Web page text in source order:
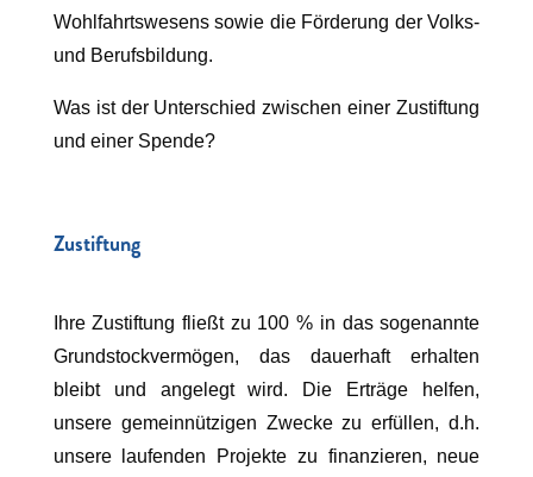
Wohlfahrtswesens sowie die Förderung der Volks-
und Berufsbildung.
Was ist der Unterschied zwischen einer Zustiftung
und einer Spende?
Zustiftung
Ihre Zustiftung fließt zu 100 % in das sogenannte
Grundstockvermögen, das dauerhaft erhalten
bleibt und angelegt wird. Die Erträge helfen,
unsere gemeinnützigen Zwecke zu erfüllen, d.h.
unsere laufenden Projekte zu finanzieren, neue